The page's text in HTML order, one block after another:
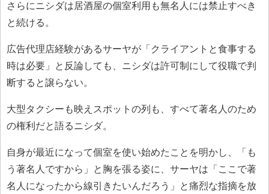
さらにニシダは居酒屋の個室利用も無名人には禁止すべき
と続ける。
広告代理店経験があるサーヤが「クライアントと食事する
時は必要」と反論しても、ニシダは許可制にして役職で判
断すると譲らない。
大型タクシーも映えスポットの列も、すべて著名人のため
の権利だと語るニシダ。
自身が最近になって個室を使い始めたことを明かし、「も
う著名人ですから」と胸を張る姿に、サーヤは「ここで著
名人になったから線引きたいんだろう」と痛烈な指摘を放